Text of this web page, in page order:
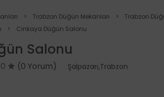
> Trabzon Düğün Mekanları > Trabzon
> Cinkaya Düğün Salonu
Salonu
(0 Yorum) Şalpazarı,Trabzon